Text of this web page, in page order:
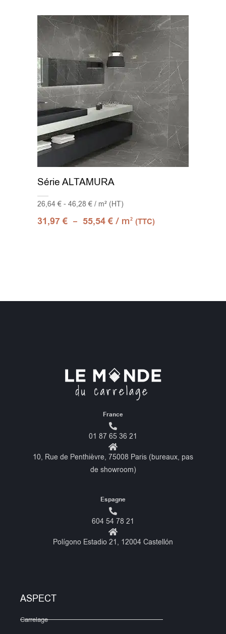
Série ALTAMURA
26,64 € - 46,28 € / m² (HT)
31,97€ – 55,54€ / m2 (TTC)
France
01 87 65 36 21
10, Rue de Penthièvre, 75008 Paris (bureaux, pas
de showroom)
Espagne
604 54 78 21
Polígono Estadio 21, 12004 Castellón
ASPECT
Carrelage